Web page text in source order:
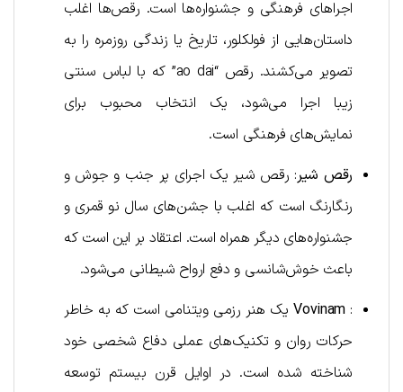
اجراهای فرهنگی و جشنواره‌ها است. رقص‌ها اغلب
داستان‌هایی از فولکلور، تاریخ یا زندگی روزمره را به
تصویر می‌کشند. رقص “ao dai” که با لباس سنتی
زیبا اجرا می‌شود، یک انتخاب محبوب برای
نمایش‌های فرهنگی است.
رقص شیر: رقص شیر یک اجرای پر جنب و جوش و
رنگارنگ است که اغلب با جشن‌های سال نو قمری و
جشنواره‌های دیگر همراه است. اعتقاد بر این است که
باعث خوش‌شانسی و دفع ارواح شیطانی می‌شود.
:
Vovinam یک هنر رزمی ویتنامی است که به خاطر
حرکات روان و تکنیک‌های عملی دفاع شخصی خود
شناخته شده است. در اوایل قرن بیستم توسعه